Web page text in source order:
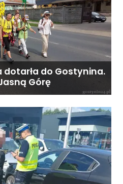
dotarła do Gostynina.
Górę